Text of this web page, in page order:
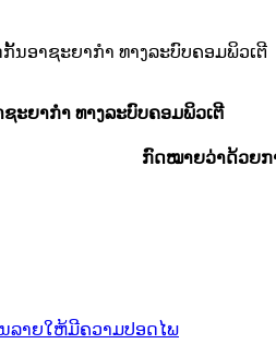
ອາຊະຍາກຳ ທາງລະບົບຄອມພິວເຕີ
ຍາກຳ ທາງລະບົບຄອມພິວເຕີ
ກົດໝາຍວ່າດ້ວຍກ
ລາຍໃຫ້ມີຄວາມປອດໄພ